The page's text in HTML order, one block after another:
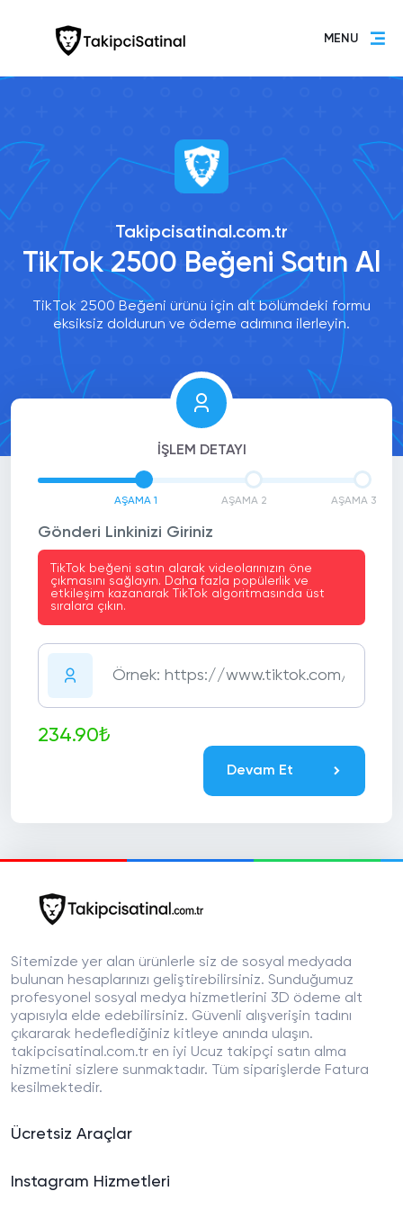
MENU
Takipcisatinal.com.tr
TikTok 2500 Beğeni Satın Al
TikTok 2500 Beğeni ürünü için alt bölümdeki formu
eksiksiz doldurun ve ödeme adımına ilerleyin.
İŞLEM DETAYI
AŞAMA 1 AŞAMA 2 AŞAMA 3
Gönderi Linkinizi Giriniz
TikTok beğeni satın alarak videolarınızın öne
çıkmasını sağlayın. Daha fazla popülerlik ve
etkileşim kazanarak TikTok algoritmasında üst
sıralara çıkın.
234.90₺
Devam Et
Sitemizde yer alan ürünlerle siz de sosyal medyada
bulunan hesaplarınızı geliştirebilirsiniz. Sunduğumuz
profesyonel sosyal medya hizmetlerini 3D ödeme alt
yapısıyla elde edebilirsiniz. Güvenli alışverişin tadını
çıkararak hedeflediğiniz kitleye anında ulaşın.
takipcisatinal.com.tr en iyi Ucuz takipçi satın alma
hizmetini sizlere sunmaktadır. Tüm siparişlerde Fatura
kesilmektedir.
Ücretsiz Araçlar
Instagram Hizmetleri